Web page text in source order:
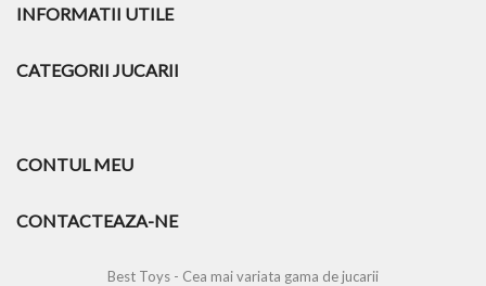
INFORMATII UTILE
CATEGORII JUCARII
CONTUL MEU
CONTACTEAZA-NE
Best Toys - Cea mai variata gama de jucarii